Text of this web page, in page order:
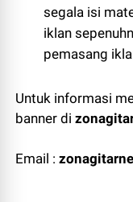
segala isi
iklan
pemasang
Untuk informasi
banner di
Email :